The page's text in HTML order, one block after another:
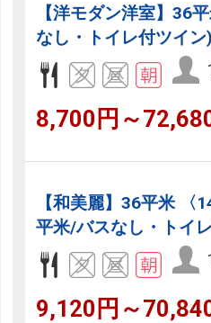
【洋モダン洋室】36
なし・トイレ付ツイン)
8,700円～
【和美麗】36平米 〈
平米/バスなし・トイ
9,120円～